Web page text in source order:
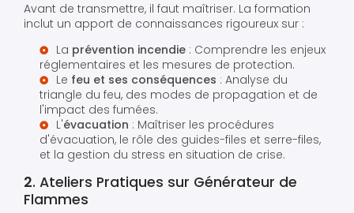
Avant de transmettre, il faut maîtriser. La formation
inclut un apport de connaissances rigoureux sur :
La prévention incendie : Comprendre les enjeux
réglementaires et les mesures de protection.
Le feu et ses conséquences : Analyse du
triangle du feu, des modes de propagation et de
l'impact des fumées.
L'évacuation : Maîtriser les procédures
d'évacuation, le rôle des guides-files et serre-files,
et la gestion du stress en situation de crise.
2. Ateliers Pratiques sur Générateur de
Flammes